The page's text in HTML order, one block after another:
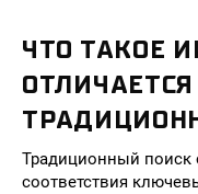
ЧТО ТАКОЕ
ОТЛИЧАЕТСЯ
Традиционный поиск
соответствия